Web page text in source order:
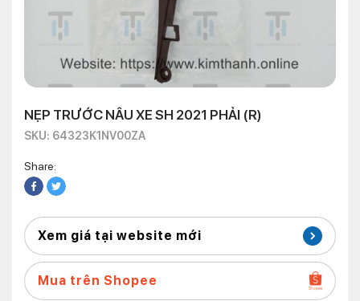
NẸP TRƯỚC NÂU XE SH 2021 PHẢI (R)
SKU: 64323K1NV00ZA
Share:
Xem giá tại website mới
Mua trên Shopee